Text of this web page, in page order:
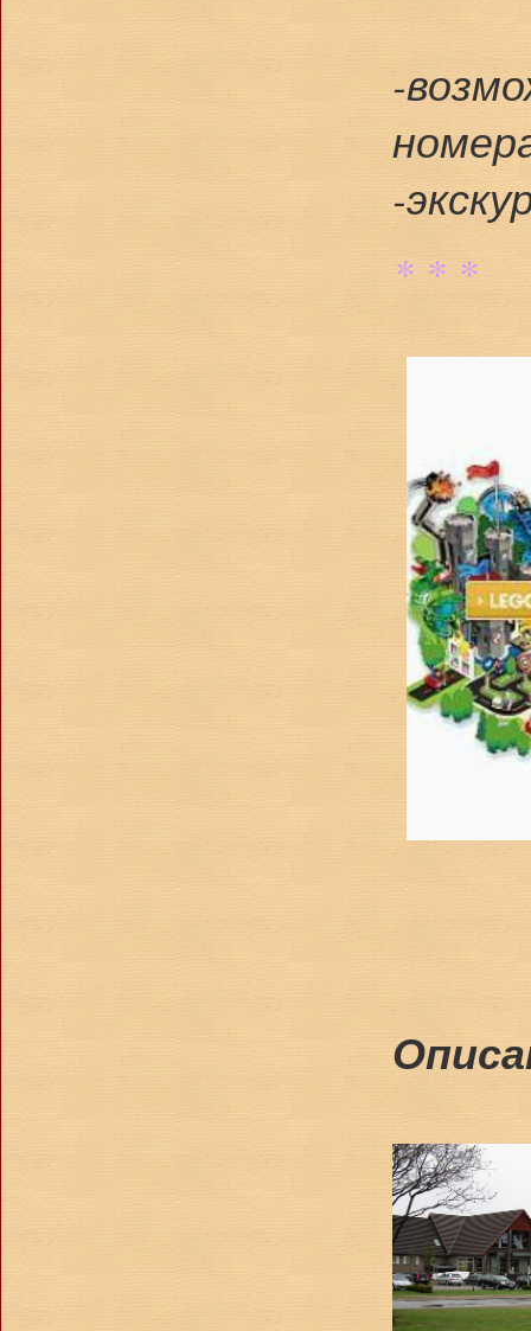
-
-
* * *